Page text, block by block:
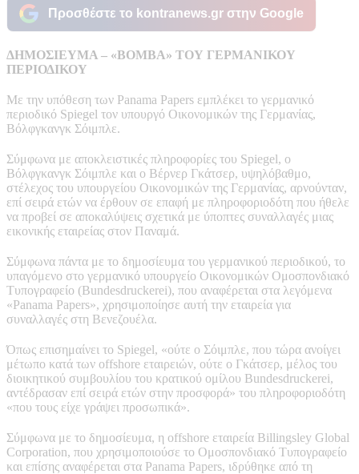
Προσθέστε το kontranews.gr στην Google
ΔΗΜΟΣΙΕΥΜΑ – «ΒΟΜΒΑ» ΤΟΥ ΓΕΡΜΑΝΙΚΟΥ
ΠΕΡΙΟΔΙΚΟΥ
Με την υπόθεση των Panama Papers εμπλέκει το γερμανικό
περιοδικό Spiegel τον υπουργό Οικονομικών της Γερμανίας,
Βόλφγκανγκ Σόιμπλε.
Σύμφωνα με αποκλειστικές πληροφορίες του Spiegel, ο
Βόλφγκανγκ Σόιμπλε και ο Βέρνερ Γκάτσερ, υψηλόβαθμο,
στέλεχος του υπουργείου Οικονομικών της Γερμανίας, αρνούνταν,
επί σειρά ετών να έρθουν σε επαφή με πληροφοριοδότη που ήθελε
να προβεί σε αποκαλύψεις σχετικά με ύποπτες συναλλαγές μιας
εικονικής εταιρείας στον Παναμά.
Σύμφωνα πάντα με το δημοσίευμα του γερμανικού περιοδικού, το
υπαγόμενο στο γερμανικό υπουργείο Οικονομικών Ομοσπονδιακό
Τυπογραφείο (Bundesdruckerei), που αναφέρεται στα λεγόμενα
«Panama Papers», χρησιμοποίησε αυτή την εταιρεία για
συναλλαγές στη Βενεζουέλα.
Όπως επισημαίνει το Spiegel, «ούτε ο Σόιμπλε, που τώρα ανοίγει
μέτωπο κατά των offshore εταιρειών, ούτε ο Γκάτσερ, μέλος του
διοικητικού συμβουλίου του κρατικού ομίλου Bundesdruckerei,
αντέδρασαν επί σειρά ετών στην προσφορά» του πληροφοριοδότη
«που τους είχε γράψει προσωπικά».
Σύμφωνα με το δημοσίευμα, η offshore εταιρεία Billingsley Global
Corporation, που χρησιμοποιούσε το Ομοσπονδιακό Τυπογραφείο
και επίσης αναφέρεται στα Panama Papers, ιδρύθηκε από τη